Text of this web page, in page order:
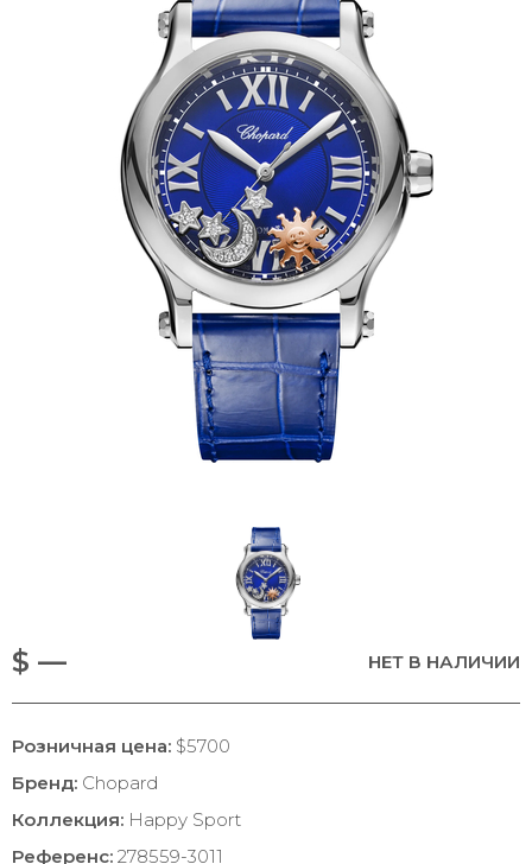
$ — НЕТ В НАЛИЧИИ
Розничная цена: $5700
Бренд: Chopard
Коллекция: Happy Sport
Референс: 278559-3011